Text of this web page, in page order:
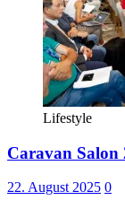
Lifestyle
Caravan Salon
22. August 2025 0